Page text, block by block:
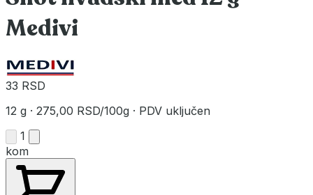
Medivi
33 RSD
12 g · 275,00 RSD/100g · PDV uključen
1
kom